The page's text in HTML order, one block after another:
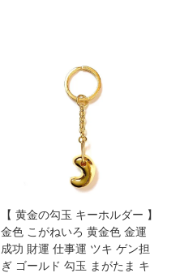
【 黄金の勾玉 キーホルダー 】
金色 こがねいろ 黄金色 金運
成功 財運 仕事運 ツキ ゲン担
ぎ ゴールド 勾玉 まがたま キ